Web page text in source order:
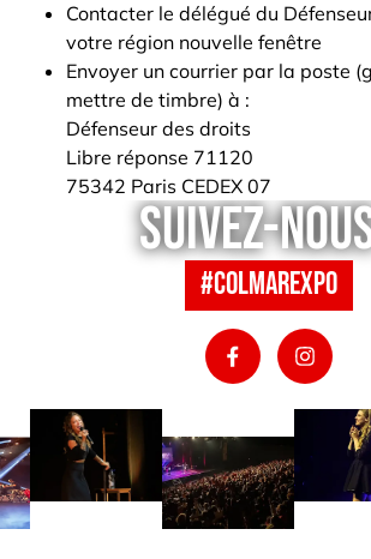
Contacter le délégué du
votre région nouvelle fenêtre
Envoyer un courrier par la poste
mettre de timbre) à :
Défenseur des droits
Libre réponse 71120
75342 Paris CEDEX 07
Suivez-
#colmarexpo